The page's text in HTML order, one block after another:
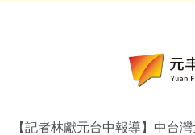
【記者林獻元台中報導】中台